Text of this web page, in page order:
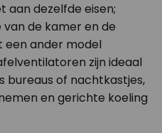
aan dezelfde eisen;
de kamer en de
ander model
zijn ideaal
bureaus of nachtkastjes,
en gerichte koeling